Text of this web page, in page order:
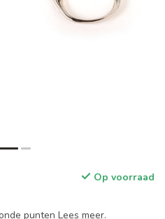
Op voorraad
punten Lees meer.